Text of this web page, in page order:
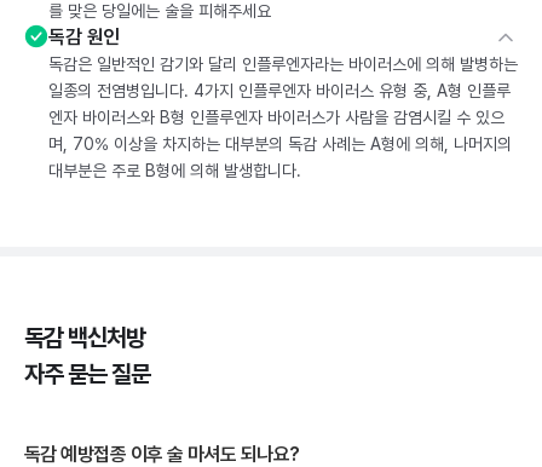
를 맞은 당일에는 술을 피해주세요
독감 원인
독감은 일반적인 감기와 달리 인플루엔자라는 바이러스에 의해 발병하는
일종의 전염병입니다. 4가지 인플루엔자 바이러스 유형 중, A형 인플루
엔자 바이러스와 B형 인플루엔자 바이러스가 사람을 감염시킬 수 있으
며, 70% 이상을 차지하는 대부분의 독감 사례는 A형에 의해, 나머지의
대부분은 주로 B형에 의해 발생합니다.
독감 백신처방
자주 묻는 질문
독감 예방접종 이후 술 마셔도 되나요?